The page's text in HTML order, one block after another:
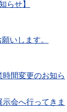
らせ】
いします。
時間変更のお知ら
会へ行ってきま